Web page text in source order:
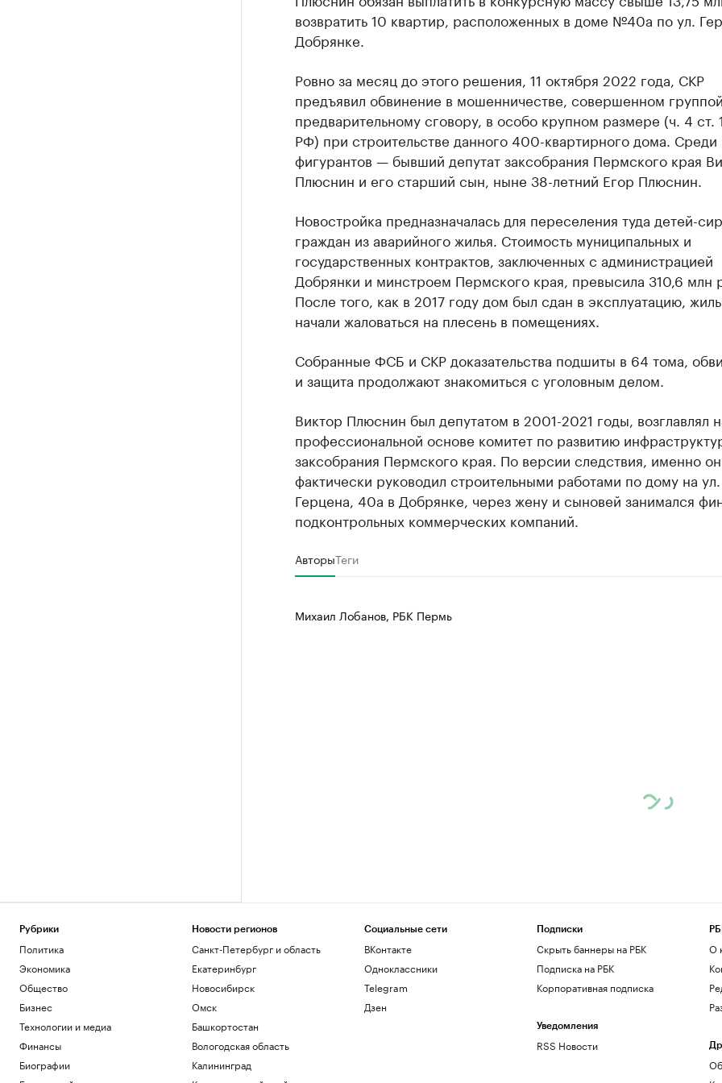
возвратить 10 квартир, расположенных в доме №40а по ул.
Добрянке.
Ровно за месяц до этого решения, 11 октября 2022 года, СКР
предъявил обвинение в мошенничестве, совершенном
предварительному сговору, в особо крупном размере (ч. 4 ст.
РФ) при строительстве данного 400-квартирного дома. Среди
фигурантов — бывший депутат заксобрания Пермского края
Плюснин и его старший сын, ныне 38-летний Егор Плюснин.
Новостройка предназначалась для переселения туда детей-
граждан из аварийного жилья. Стоимость муниципальных и
государственных контрактов, заключенных с администрацией
Добрянки и минстроем Пермского края, превысила 310,6 млн
После того, как в 2017 году дом был сдан в эксплуатацию,
начали жаловаться на плесень в помещениях.
Собранные ФСБ и СКР доказательства подшиты в 64 тома,
и защита продолжают знакомиться с уголовным делом.
Виктор Плюснин был депутатом в 2001-2021 годы, возглавлял
профессиональной основе комитет по развитию
заксобрания Пермского края. По версии следствия, именно он
фактически руководил строительными работами по дому на ул.
Герцена, 40а в Добрянке, через жену и сыновей занимался
подконтрольных коммерческих компаний.
АвторыТеги
Михаил Лобанов, РБК Пермь
Рубрики
Политика
Экономика
Общество
Бизнес
Технологии и медиа
Финансы
Биографии
Новости регионов
Санкт-Петербург и область
Екатеринбург
Новосибирск
Омск
Башкортостан
Вологодская область
Калининград
Социальные сети
ВКонтакте
Одноклассники
Telegram
Дзен
Подписки
Скрыть баннеры на РБК
Подписка на РБК
Корпоративная подписка
Уведомления
RSS Новости
О